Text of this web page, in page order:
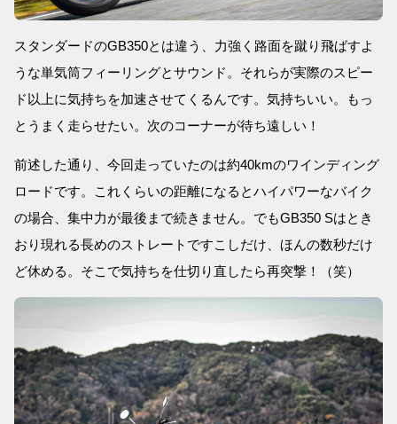
スタンダードのGB350とは違う、力強く路面を蹴り飛ばすよ
うな単気筒フィーリングとサウンド。それらが実際のスピー
ド以上に気持ちを加速させてくるんです。気持ちいい。もっ
とうまく走らせたい。次のコーナーが待ち遠しい！
前述した通り、今回走っていたのは約40kmのワインディング
ロードです。これくらいの距離になるとハイパワーなバイク
の場合、集中力が最後まで続きません。でもGB350 Sはとき
おり現れる長めのストレートですこしだけ、ほんの数秒だけ
ど休める。そこで気持ちを仕切り直したら再突撃！（笑）